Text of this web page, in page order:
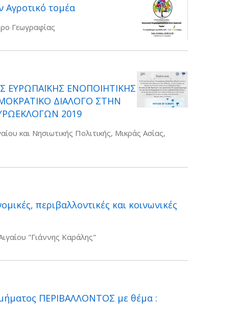
Αγροτικό τομέα
Γεωγραφίας
ΕΥΡΩΠΑΪΚΗΣ ΕΝΟΠΟΙΗΤΙΚΗΣ
ΔΙΑΛΟΓΟ ΣΤΗΝ
2019
και Νησιωτικής Πολιτικής, Μικράς Ασίας,
περιβαλλοντικές και κοινωνικές
"Γιάννης Καράλης"
ΠΕΡΙΒΑΛΛΟΝΤΟΣ με θέμα :